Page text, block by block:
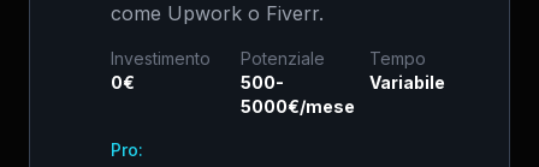
come Upwork o Fiverr.
Investimento
0€
Potenziale
500-
5000€/mese
Tempo
Variabile
Pro: